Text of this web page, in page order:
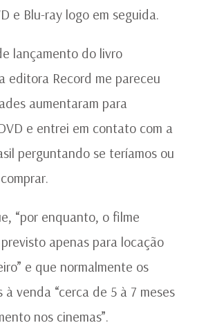
e Blu-ray logo em seguida.
lançamento do livro
editora Record me pareceu
aumentaram para
e entrei em contato com a
perguntando se teríamos ou
“por enquanto, o filme
apenas para locação
e que normalmente os
à venda “cerca de 5 à 7 meses
nos cinemas”.